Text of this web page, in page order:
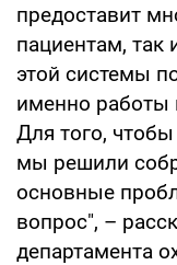
предоставит
пациентам, так
этой системы
именно работы
Для того,
мы решили
основные
вопрос", –
департамента